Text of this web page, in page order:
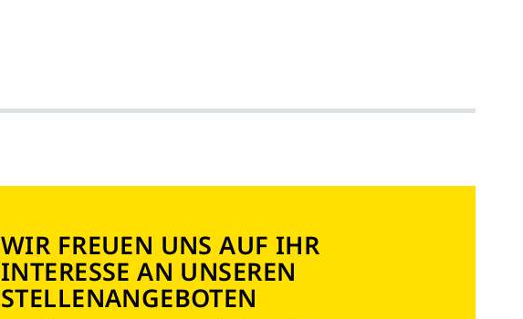
WIR FREUEN UNS AUF IHR
INTERESSE AN UNSEREN
STELLENANGEBOTEN